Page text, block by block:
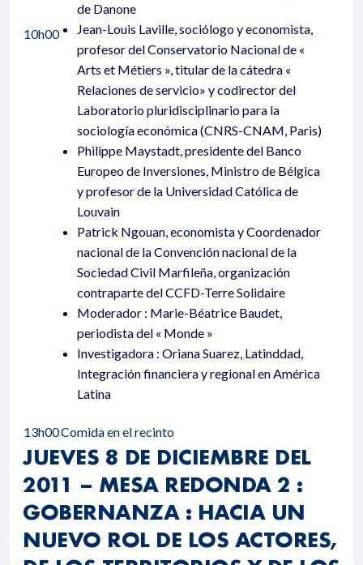
10h00
de Danone
Jean-Louis Laville, sociólogo y economista,
profesor del Conservatorio Nacional de «
Arts et Métiers », titular de la cátedra «
Relaciones de servicio» y codirector del
Laboratorio pluridisciplinario para la
sociología económica (CNRS-CNAM, Paris)
Philippe Maystadt, presidente del Banco
Europeo de Inversiones, Ministro de Bélgica
y profesor de la Universidad Católica de
Louvain
Patrick Ngouan, economista y Coordenador
nacional de la Convención nacional de la
Sociedad Civil Marfileña, organización
contraparte del CCFD-Terre Solidaire
Moderador : Marie-Béatrice Baudet,
periodista del « Monde »
Investigadora : Oriana Suarez, Latinddad,
Integración financiera y regional en América
Latina
13h00Comida en el recinto
JUEVES 8 DE DICIEMBRE DEL
2011 – MESA REDONDA 2 :
GOBERNANZA : HACIA UN
NUEVO ROL DE LOS ACTORES,